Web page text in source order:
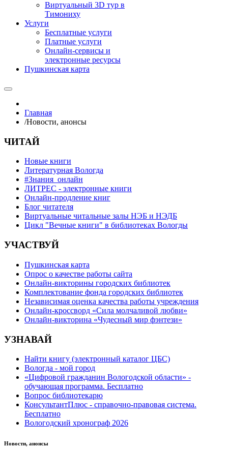
Виртуальный 3D тур в
Тимониху
Услуги
Бесплатные услуги
Платные услуги
Онлайн-сервисы и
электронные ресурсы
Пушкинская карта
Главная
/Новости, анонсы
ЧИТАЙ
Новые книги
Литературная Вологда
#Знания_онлайн
ЛИТРЕС - электронные книги
Онлайн-продление книг
Блог читателя
Виртуальные читальные залы НЭБ и НЭДБ
Цикл "Вечные книги" в библиотеках Вологды
УЧАСТВУЙ
Пушкинская карта
Опрос о качестве работы сайта
Онлайн-викторины городских библиотек
Комплектование фонда городских библиотек
Независимая оценка качества работы учреждения
Онлайн-кроссворд «Сила молчаливой любви»
Онлайн-викторина «Чудесный мир фэнтези»
УЗНАВАЙ
Найти книгу (электронный каталог ЦБС)
Вологда - мой город
«Цифровой гражданин Вологодской области» -
обучающая программа. Бесплатно
Вопрос библиотекарю
КонсультантПлюс - справочно-правовая система.
Бесплатно
Вологодский хронограф 2026
Новости, анонсы